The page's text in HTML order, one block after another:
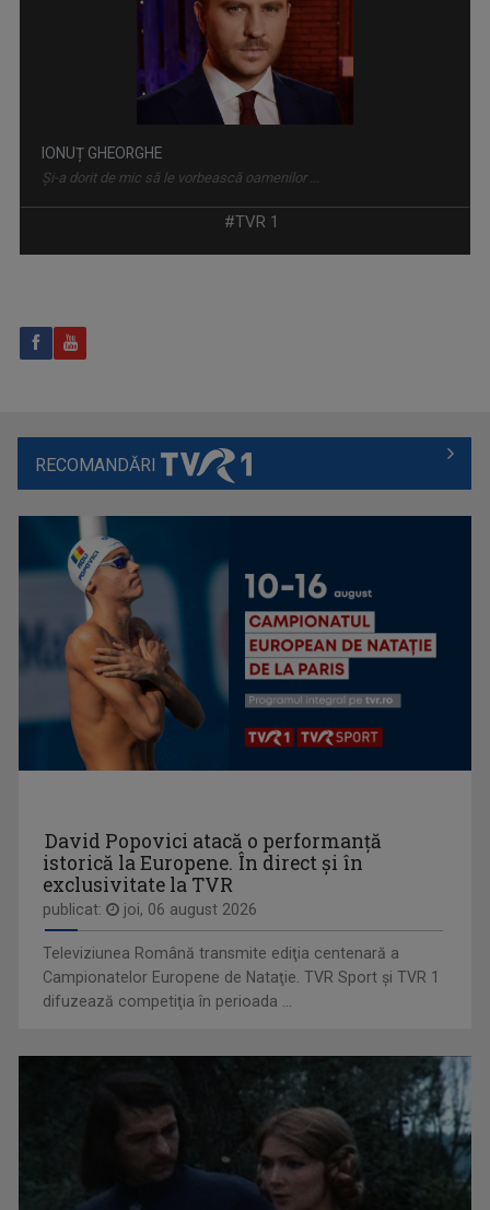
EXCLUSIV ÎN ROMÂNIA Un serial TV dedicat călătoriilor şi ...
CONVIEŢUIRI
TELEJURNAL
Află ce s-a întâmplat relevant pentru viaţa ...
PROFESIONIŞTII ... CU EUGENIA VODĂ
IONUȚ GHEORGHE
Şi-a dorit de mic să le vorbească oamenilor ...
LOREDANA IORDACHE
MARIUS POPA
„Pentru mine, televiziunea e un vis pe care îl ...
#TVR 1
RECOMANDĂRI
David Popovici atacă o performanţă
istorică la Europene. În direct şi în
exclusivitate la TVR
publicat: joi, 06 august 2026
Televiziunea Română transmite ediţia centenară a
Campionatelor Europene de Nataţie. TVR Sport şi TVR 1
difuzează competiţia în perioada ...